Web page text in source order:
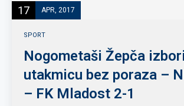
17 APR, 2017
SPORT
Nogometaši Žepča
utakmicu bez poraza –
– FK Mladost 2-1